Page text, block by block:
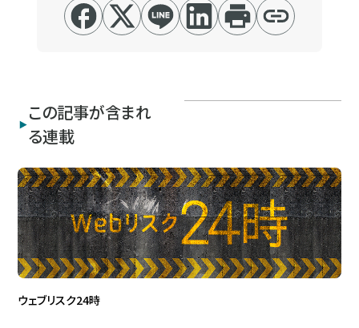
この記事が含まれ
る連載
ウェブリスク24時